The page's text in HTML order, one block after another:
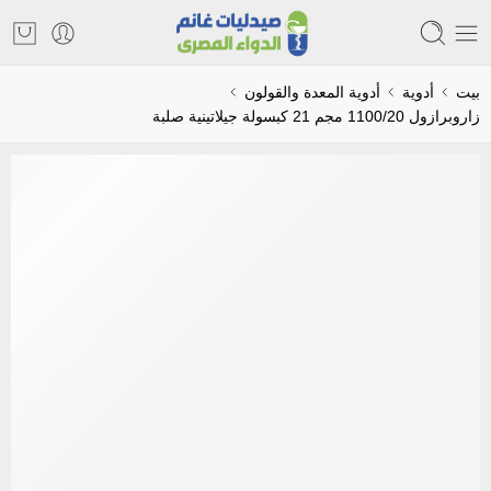
بيت أدوية
أدوية المعدة والقولون
زاروبرازول 1100/20 مجم 21 كبسولة جيلاتينية صلبة